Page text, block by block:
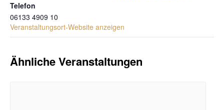
Telefon
06133 4909 10
Veranstaltungsort-Website anzeigen
Ähnliche Veranstaltungen